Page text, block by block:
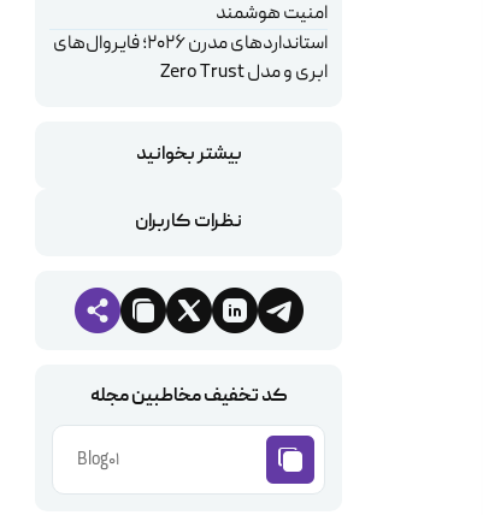
امنیت هوشمند
استانداردهای مدرن ۲۰۲۶؛ فایروال‌های
ابری و مدل Zero Trust
بیشتر بخوانید
نظرات کاربران
کد تخفیف مخاطبین مجله
Blog01